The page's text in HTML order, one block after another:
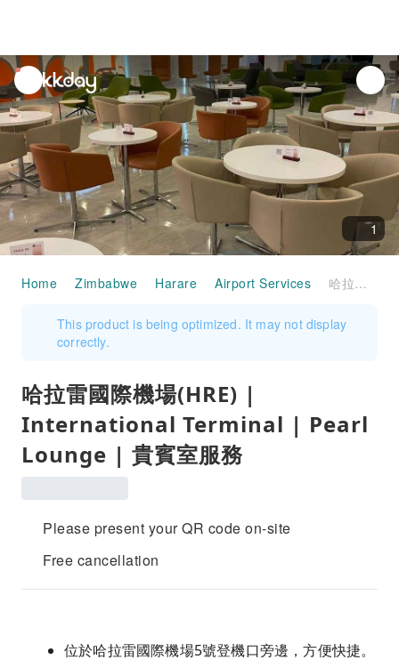
unread
notifications
1
Home Zimbabwe Harare Airport Services 哈拉雷國際機場(HRE) | International Terminal | Pearl Lounge | 貴賓室服務
This product is being optimized. It may not display
correctly.
哈拉雷國際機場(HRE) |
International Terminal | Pearl
Lounge | 貴賓室服務
Please present your QR code on-site
Free cancellation
位於哈拉雷國際機場5號登機口旁邊，方便快捷。